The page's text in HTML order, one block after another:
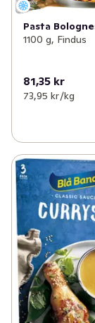
Pasta
1100 g, Findus
81,35 kr
73,95 kr /kg